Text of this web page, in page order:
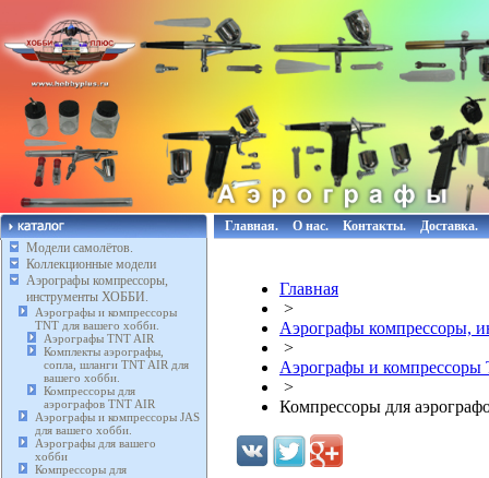
Модели самолётов.
Коллекционные модели
Аэрографы компрессоры,
инструменты ХОББИ.
Аэрографы и компрессоры
TNT для вашего хобби.
Аэрографы TNT AIR
Комплекты аэрографы,
сопла, шланги TNT AIR для
вашего хобби.
Компрессоры для
аэрографов TNT AIR
Аэрографы и компрессоры JAS
для вашего хобби.
Аэрографы для вашего
хобби
Компрессоры для
Главная. О нас. Контакты. Доставка.
Главная
>
Аэрографы компрессоры,
>
Аэрографы и компрессоры
>
Компрессоры для